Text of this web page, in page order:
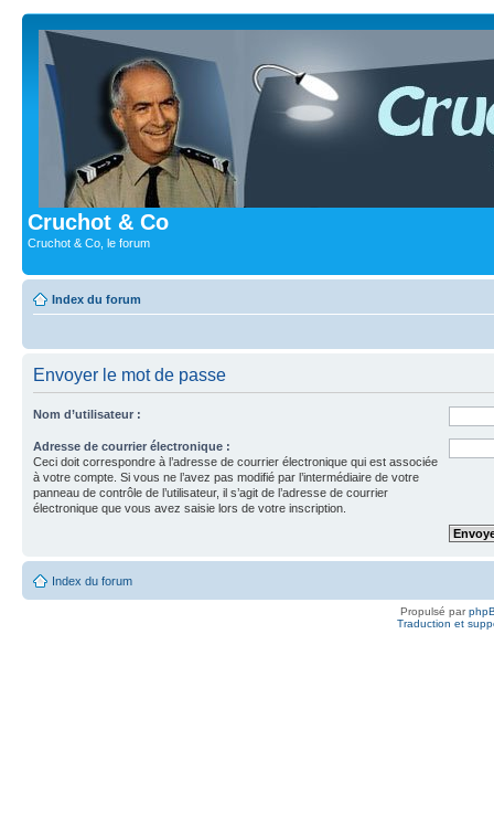
Cruchot & Co
Cruchot & Co, le forum
Index du forum
Envoyer le mot de passe
Nom d’utilisateur :
Adresse de courrier électronique :
Ceci doit correspondre à l’adresse de courrier électronique qui est associée
à votre compte. Si vous ne l’avez pas modifié par l’intermédiaire de votre
panneau de contrôle de l’utilisateur, il s’agit de l’adresse de courrier
électronique que vous avez saisie lors de votre inscription.
Index du forum
Propulsé par
Traduction et